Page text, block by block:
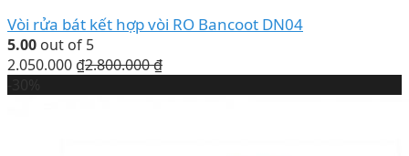
Vòi rửa bát kết hợp vòi RO Bancoot DN04
5.00 out of 5
2.050.000 ₫2.800.000₫